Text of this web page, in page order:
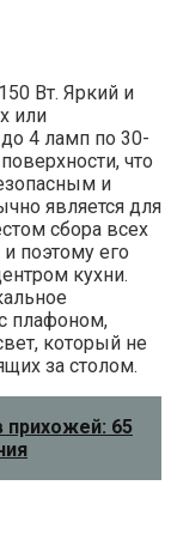
Вт. Яркий и
или
4 ламп по 30-
что
и
является для
сбора всех
поэтому его
кухни.
плафоном,
который не
за столом.
65